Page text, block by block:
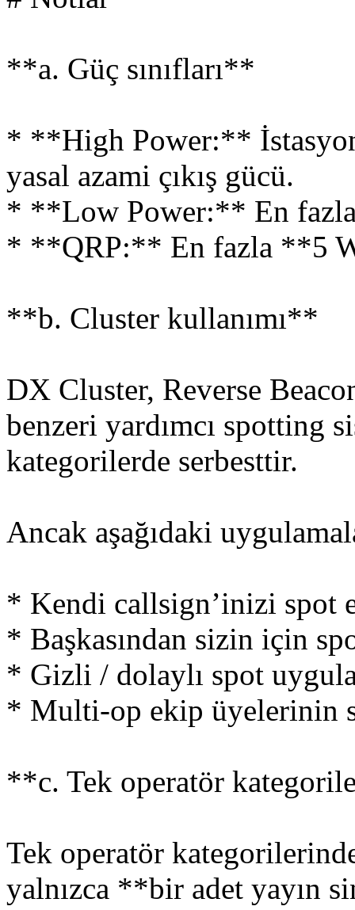
**a. Güç sınıfları**
* **High Power:**
yasal azami çıkış gücü.
* **Low Power:** En
* **QRP:** En fazla **5
**b. Cluster kullanımı**
DX Cluster, Reverse
benzeri yardımcı spotting
kategorilerde serbesttir.
Ancak aşağıdaki
* Kendi callsign’inizi spot
* Başkasından sizin için
* Gizli / dolaylı spot
* Multi-op ekip üyelerinin
**c. Tek operatör
Tek operatör
yalnızca **bir adet yayın